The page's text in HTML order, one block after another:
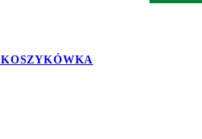
KOSZYKÓWKA